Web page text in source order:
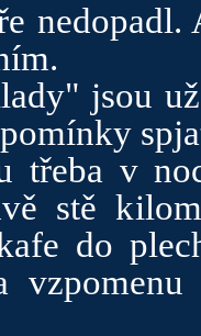
jsou
třeba v
stě
do